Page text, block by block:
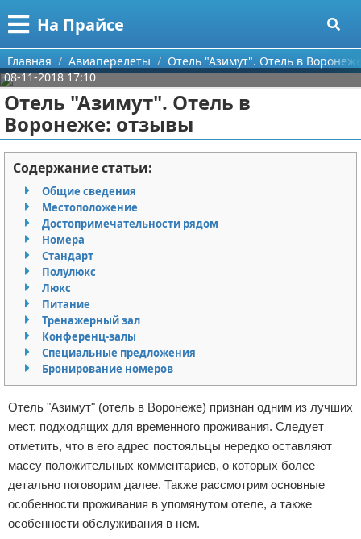
На Прайсе
Меню
Главная
Категории
Разное про покупки
Aliexpress
Сделай онлайн
Кемпинг
Круизы
Направления отдыха
Что посетить
Авиаперелеты
Полезное для туристов
Отдых на природе
Аренда автомобилей
Поиск
О проекте
Контакты
Сотрудничество
Размещение рекламы
Для правообладателей
Условия предоставления информации
Отказ от ответственности
Главная Авиаперелеты
Отель "Азимут". Отель в
08-11-2018 17:10
Отель "Азимут". Отель в
Воронеже: отзывы
Содержание статьи:
Общие сведения
Местоположение
Достопримечательности рядом
Номера
Стандарт
Полулюкс
Люкс
Питание
Тренажерный зал
Конференц-залы
Специальные предложения
Бронирование номеров
Отель "Азимут" (отель в Воронеже) признан одним из лучших
мест, подходящих для временного проживания. Следует
отметить, что в его адрес постояльцы нередко оставляют
массу положительных комментариев, о которых более
детально поговорим далее. Также рассмотрим основные
особенности проживания в упомянутом отеле, а также
особенности обслуживания в нем.